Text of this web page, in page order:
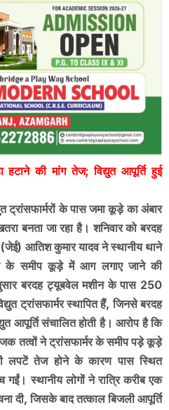
की मांग तेज; विद्युत आपूर्ति हुई
ट्रांसफार्मरों के पास जमा कूड़े का अंबार
बनता जा रहा है। शनिवार को बरदह
आतिश कुमार यादव ने स्थानीय थाने
के समीप कूड़े में आग लगाए जाने की
बरदह ट्यूबवेल मशीन के पास 250
ट्रांसफार्मर स्थापित हैं, जिनसे बरदह
आपूर्ति संचालित होती है। आरोप है कि
तत्वों ने ट्रांसफार्मर के समीप पड़े कूड़े
तेज होने के कारण पास स्थित
स्थानीय लोगों ने रात्रि करीब एक
दी, जिसके बाद तत्काल बिजली आपूर्ति